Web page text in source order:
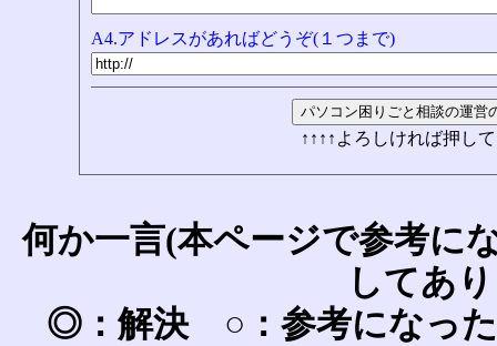
A4.アドレスがあればどうぞ(１つまで)
↑↑↑↑よろしければ押し
何か一言(本ページで参考に
してあ
◎：解決 ○：参考になっ